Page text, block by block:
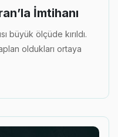
İmtihanı
büyük ölçüde kırıldı.
oldukları ortaya